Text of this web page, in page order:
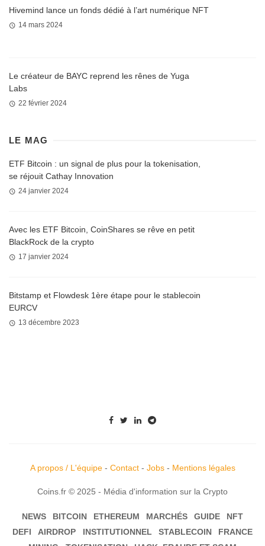
Hivemind lance un fonds dédié à l’art numérique NFT
14 mars 2024
Le créateur de BAYC reprend les rênes de Yuga
Labs
22 février 2024
LE MAG
ETF Bitcoin : un signal de plus pour la tokenisation,
se réjouit Cathay Innovation
24 janvier 2024
Avec les ETF Bitcoin, CoinShares se rêve en petit
BlackRock de la crypto
17 janvier 2024
Bitstamp et Flowdesk 1ère étape pour le stablecoin
EURCV
13 décembre 2023
A propos / L'équipe- Contact- Jobs- Mentions légales
Coins.fr © 2025 - Média d'information sur la Crypto
NEWS BITCOIN ETHEREUM MARCHÉS GUIDE
NFT
DEFI
AIRDROP INSTITUTIONNEL STABLECOIN
FRANCE